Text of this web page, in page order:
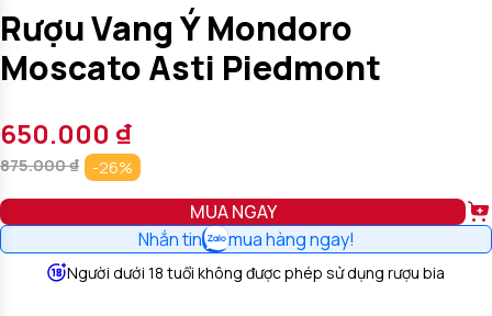
Rượu Vang Ý Mondoro
Moscato Asti Piedmont
650.000 ₫
875.000₫ -26%
MUA NGAY
Nhắn tin mua hàng ngay!
Người dưới 18 tuổi không được phép sử dụng rượu bia